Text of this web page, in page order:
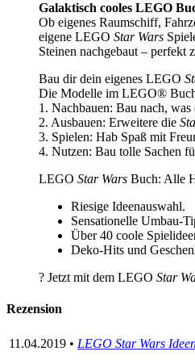
Galaktisch cooles LEGO
Ob eigenes Raumschiff,
eigene LEGO Star Wars
Steinen nachgebaut –
Bau dir dein eigenes LEGO
Die Modelle im LEGO®
1. Nachbauen: Bau nach, was
2. Ausbauen: Erweitere die
3. Spielen: Hab Spaß mit
4. Nutzen: Bau tolle Sachen
LEGO Star Wars Buch: Alle
Riesige Ideenauswahl.
Sensationelle Umbau-
Über 40 coole
Deko-Hits und
? Jetzt mit dem LEGO Star
Rezension
11.04.2019 • LEGO Star Wars